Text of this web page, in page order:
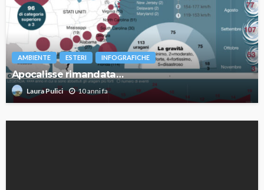
AMBIENTE ESTERI INFOGRAFICHE
Apocalisse rimandata…
Laura Pulici 10 anni fa